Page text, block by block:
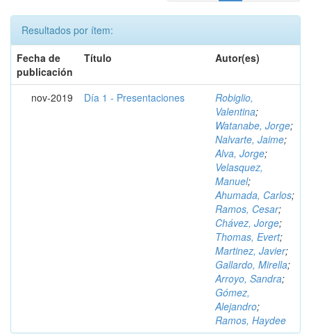
Resultados por ítem:
Fecha de
publicación
Título Autor(es)
nov-2019 Día 1 - Presentaciones
Robiglio,
Valentina;
Watanabe, Jorge;
Nalvarte, Jaime;
Alva, Jorge;
Velasquez,
Manuel;
Ahumada, Carlos;
Ramos, Cesar;
Chávez, Jorge;
Thomas, Evert;
Martinez, Javier;
Gallardo, Mirella;
Arroyo, Sandra;
Gómez,
Alejandro;
Ramos, Haydee